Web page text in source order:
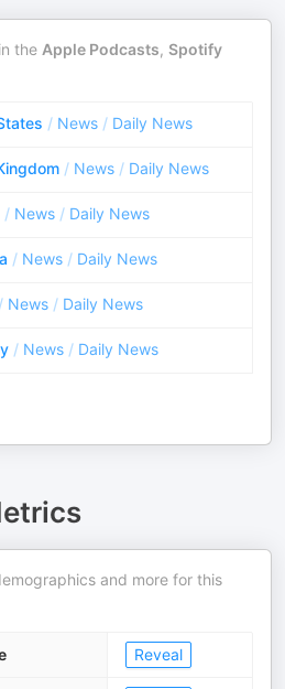
the Apple Podcasts, Spotify
/ News / Daily News
/ News / Daily News
/ News / Daily News
/ News / Daily News
/ News / Daily News
/ News / Daily News
and more for this
Reveal